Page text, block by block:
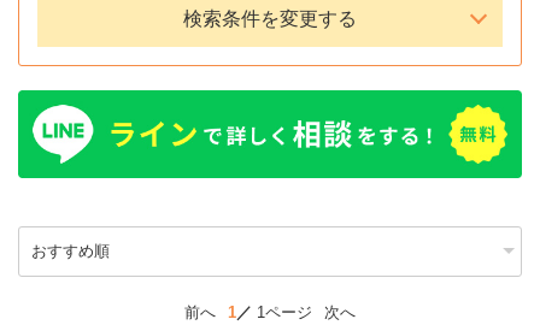
検索条件を変更する
前へ 1 1ページ 次へ